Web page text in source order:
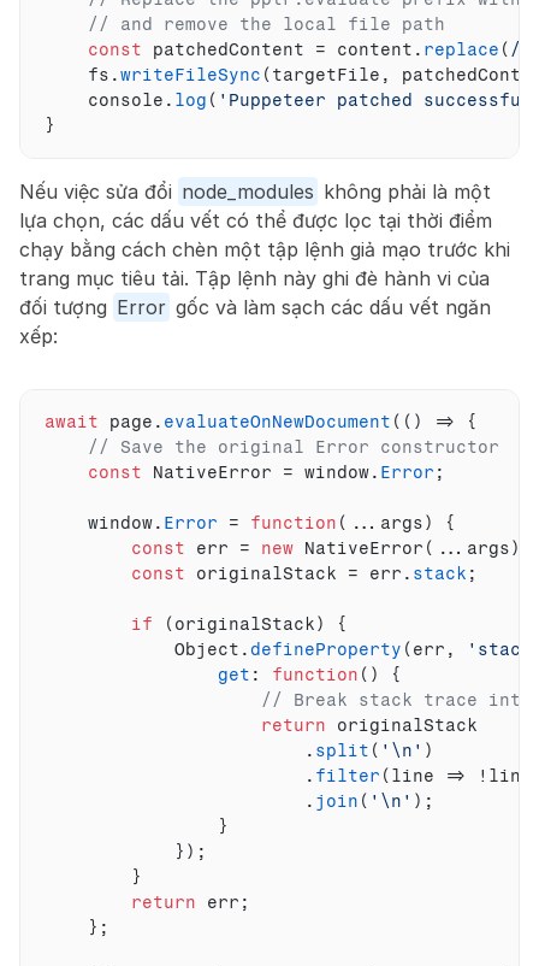
// and remove the local file path
const
patchedContent = content . replace ( /
fs .writeFileSync ( targetFile ,
console . log ( 'Puppeteer patched
}
Nếu việc sửa đổi node_modules không phải là một
lựa chọn, các dấu vết có thể được lọc tại thời điểm
chạy bằng cách chèn một tập lệnh giả mạo trước khi
trang mục tiêu tải. Tập lệnh này ghi đè hành vi của
đối tượng Error gốc và làm sạch các dấu vết ngăn
xếp:
await page . evaluateOnNewDocument ( ( ) =>
{
// Save the original Error constructor
const
NativeError = window. Error ;
window. Error = function ( ... args)
{
const
err = new NativeError ( ... args)
const
originalStack = err . stack ;
if ( originalStack)
{
Object . defineProperty ( err ,
get : function ( )
{
// Break stack trace into
return
originalStack
. split ( '\n' )
. filter ( line => ! line
. join ( '\n' ) ;
}
} ) ;
}
return
err ;
} ;